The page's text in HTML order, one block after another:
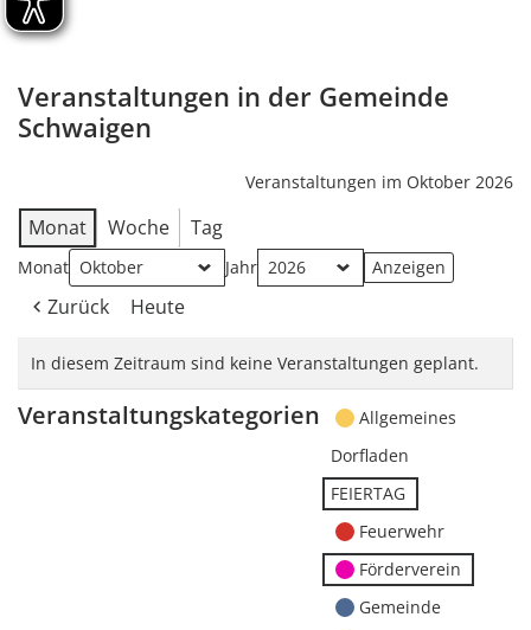
Veranstaltungen in der Gemeinde
Schwaigen
Veranstaltungen im Oktober 2026
Monat Woche Tag
Monat Jahr
Zurück Heute
In diesem Zeitraum sind keine Veranstaltungen geplant.
Veranstaltungskategorien
Allgemeines
Dorfladen
FEIERTAG
Feuerwehr
Förderverein
Gemeinde